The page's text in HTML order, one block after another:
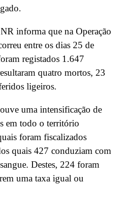
informa que na Operação
entre os dias 25 de
registados 1.647
quatro mortos, 23
ligeiros.
uma intensificação de
em todo o território
foram fiscalizados
quais 427 conduziam com
Destes, 224 foram
uma taxa igual ou